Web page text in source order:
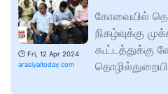
🕑 Fri, 12 Apr 2024
arasiyaltoday.com
கோவையில்
நிகழ்வுக்கு
கூட்டத்துக்கு